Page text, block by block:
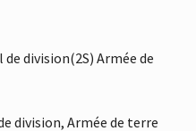
division(2S) Armée de
division, Armée de terre